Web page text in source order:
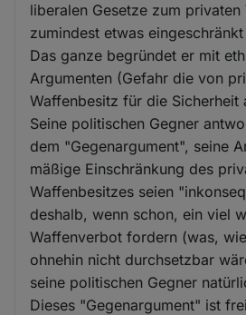
liberalen Gesetze zum privaten
zumindest etwas
Das ganze begründet er mit
Argumenten (Gefahr die von
Waffenbesitz für die Sicherheit
Seine politischen Gegner
dem "Gegenargument", seine
mäßige Einschränkung des
Waffenbesitzes seien
deshalb, wenn schon, ein viel
Waffenverbot fordern (was,
ohnehin nicht durchsetzbar
seine politischen Gegner
Dieses "Gegenargument" ist